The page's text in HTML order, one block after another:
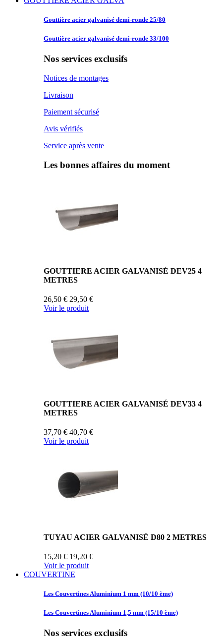
Gouttière acier galvanisé demi-ronde 25/80
Gouttière acier galvanisé demi-ronde 33/100
Nos services exclusifs
Notices de montages
Livraison
Paiement sécurisé
Avis vérifiés
Service après vente
Les bonnes affaires du moment
GOUTTIERE ACIER GALVANISÉ DEV25 4
METRES
26,50 € 29,50 €
Voir le produit
GOUTTIERE ACIER GALVANISÉ DEV33 4
METRES
37,70 € 40,70 €
Voir le produit
TUYAU ACIER GALVANISÉ D80 2 METRES
15,20 € 19,20 €
Voir le produit
COUVERTINE
Les CouvertinesAluminium 1 mm (10/10 ème)
Les CouvertinesAluminium 1,5 mm (15/10 ème)
Nos services exclusifs